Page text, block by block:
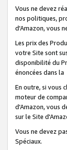
Vous ne devez
nos politiques,
d'Amazon, vous
Les prix des
votre Site sont
disponibilité du
énoncées dans la
En outre, si vous
moteur de
d'Amazon, vous
sur le Site
Vous ne devez
Spéciaux.